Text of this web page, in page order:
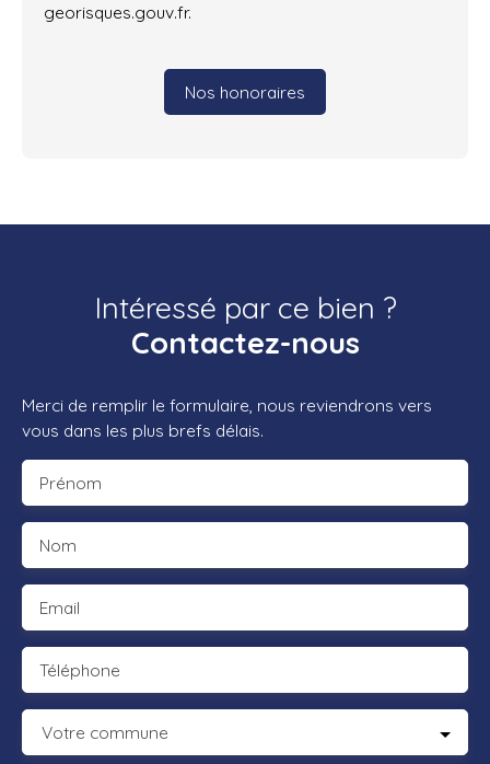
georisques.gouv.fr.
Nos honoraires
Intéressé par ce bien ?
Contactez-nous
Merci de remplir le formulaire, nous reviendrons vers
vous dans les plus brefs délais.
Prénom
Nom
Email
Téléphone
Votre commune